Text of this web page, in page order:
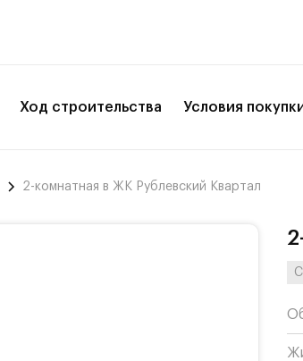
Ход строительства Условия
2-комнатная в ЖК Рублевский Квартал